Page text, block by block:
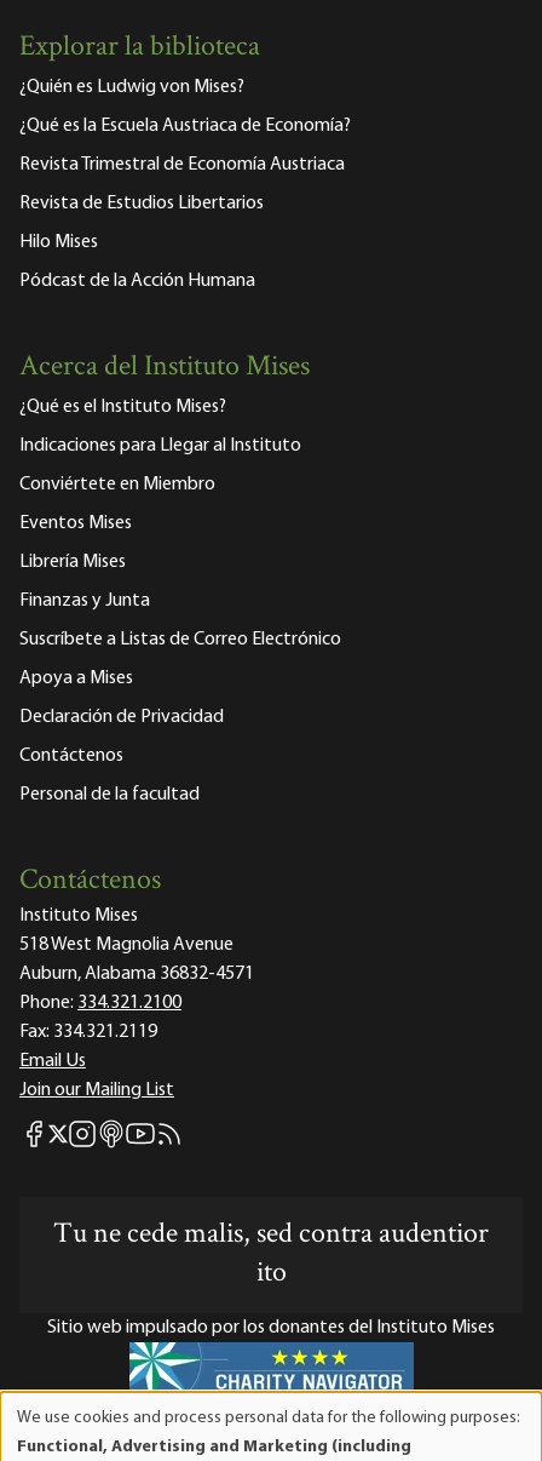
Explorar la biblioteca
¿Quién es Ludwig von Mises?
¿Qué es la Escuela Austriaca de Economía?
Revista Trimestral de Economía Austriaca
Revista de Estudios Libertarios
Hilo Mises
Pódcast de la Acción Humana
Acerca del Instituto Mises
¿Qué es el Instituto Mises?
Indicaciones para Llegar al Instituto
Conviértete en Miembro
Eventos Mises
Librería Mises
Finanzas y Junta
Suscríbete a Listas de Correo Electrónico
Apoya a Mises
Declaración de Privacidad
Contáctenos
Personal de la facultad
Contáctenos
Instituto Mises
518 West Magnolia Avenue
Auburn, Alabama 36832-4571
Phone: 334.321.2100
Fax: 334.321.2119
Email Us
Join our Mailing List
Mises Facebook
Mises X
Mises Instagram
Mises itunes
Mises Youtube
Mises RSS feed
Tu ne cede malis, sed contra audentior
ito
Sitio web impulsado por los donantes del Instituto Mises
El Instituto Mises es una organización sin fines de lucro 501(c)(3)
We use cookies and process personal data for the following purposes:
Functional, Advertising and Marketing (including